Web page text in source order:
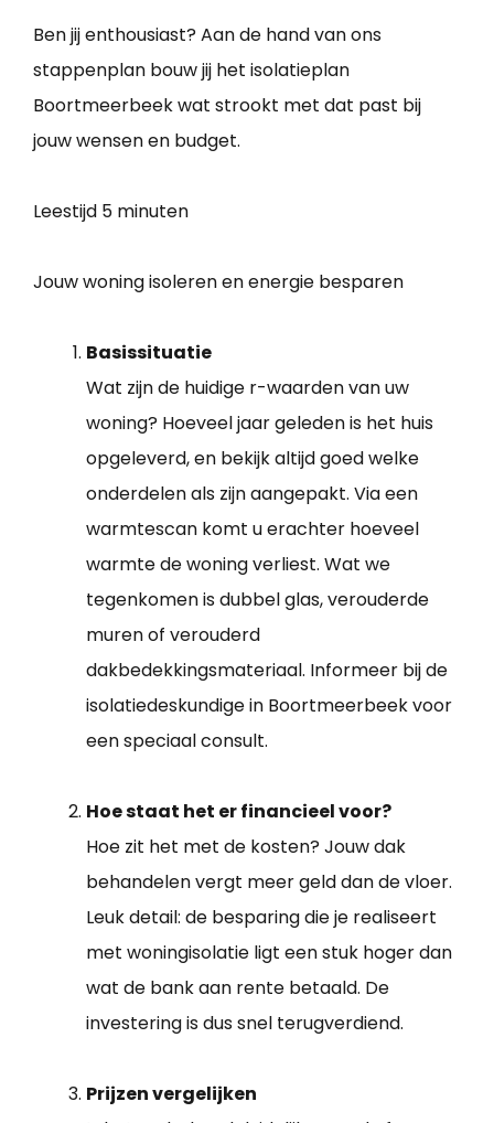
Ben jij enthousiast? Aan de hand van ons
stappenplan bouw jij het isolatieplan
Boortmeerbeek wat strookt met dat past bij
jouw wensen en budget.
Leestijd 5 minuten
Jouw woning isoleren en energie besparen
Basissituatie
Wat zijn de huidige r-waarden van uw
woning? Hoeveel jaar geleden is het huis
opgeleverd, en bekijk altijd goed welke
onderdelen als zijn aangepakt. Via een
warmtescan komt u erachter hoeveel
warmte de woning verliest. Wat we
tegenkomen is dubbel glas, verouderde
muren of verouderd
dakbedekkingsmateriaal. Informeer bij de
isolatiedeskundige in Boortmeerbeek voor
een speciaal consult.
Hoe staat het er financieel voor?
Hoe zit het met de kosten? Jouw dak
behandelen vergt meer geld dan de vloer.
Leuk detail: de besparing die je realiseert
met woningisolatie ligt een stuk hoger dan
wat de bank aan rente betaald. De
investering is dus snel terugverdiend.
Prijzen vergelijken